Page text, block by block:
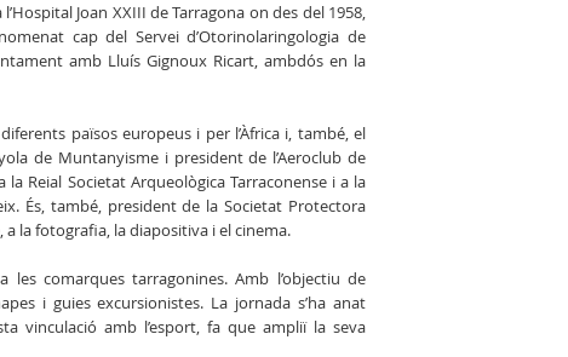
Joan XXIII de Tarragona on des del 1958,
cap del Servei d’Otorinolaringologia de
amb Lluís Gignoux Ricart, ambdós en la
països europeus i per l’Àfrica i, també, el
de Muntanyisme i president de l’Aeroclub de
la Reial Societat Arqueològica Tarraconense i a la
És, també, president de la Societat Protectora
a la fotografia, la diapositiva i el cinema.
comarques tarragonines. Amb l’objectiu de
i guies excursionistes. La jornada s’ha anat
vinculació amb l’esport, fa que ampliï la seva